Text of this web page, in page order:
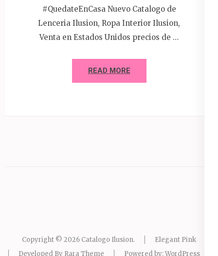
#QuedateEnCasa Nuevo Catalogo de
Lenceria Ilusion, Ropa Interior Ilusion,
Venta en Estados Unidos precios de …
READ MORE
Copyright © 2026 Catalogo Ilusion.
Elegant Pink
Developed By Rara Theme Powered by:WordPress